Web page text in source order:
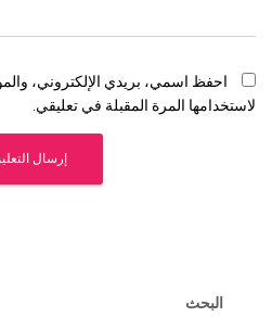
احفظ اسمي، بريدي الإلكتروني،
لاستخدامها المرة المقبلة في تعليقي.
البحث